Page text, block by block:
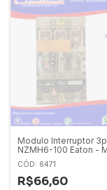
Modulo Interruptor
NZMH6-100 Eaton -
CÓD: 6471
R$66,60